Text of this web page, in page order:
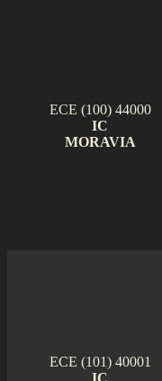
ECE (100) 44000
IC
MORAVIA
ECE (101) 40001
IC